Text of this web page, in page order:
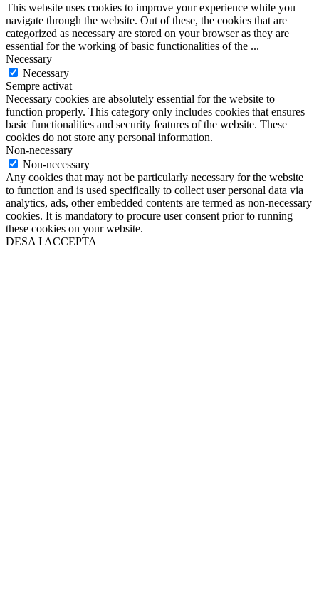
This website uses cookies to improve your experience while you
navigate through the website. Out of these, the cookies that are
categorized as necessary are stored on your browser as they are
essential for the working of basic functionalities of the ...
Necessary
Necessary
Sempre activat
Necessary cookies are absolutely essential for the website to
function properly. This category only includes cookies that ensures
basic functionalities and security features of the website. These
cookies do not store any personal information.
Non-necessary
Non-necessary
Any cookies that may not be particularly necessary for the website
to function and is used specifically to collect user personal data via
analytics, ads, other embedded contents are termed as non-necessary
cookies. It is mandatory to procure user consent prior to running
these cookies on your website.
DESA I ACCEPTA